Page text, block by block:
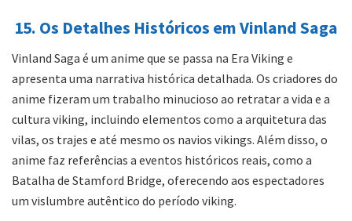
15. Os Detalhes Históricos em Vinland Saga
Vinland Saga é um anime que se passa na Era Viking e
apresenta uma narrativa histórica detalhada. Os criadores do
anime fizeram um trabalho minucioso ao retratar a vida e a
cultura viking, incluindo elementos como a arquitetura das
vilas, os trajes e até mesmo os navios vikings. Além disso, o
anime faz referências a eventos históricos reais, como a
Batalha de Stamford Bridge, oferecendo aos espectadores
um vislumbre autêntico do período viking.